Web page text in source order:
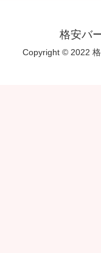
格安バ
Copyright © 2022